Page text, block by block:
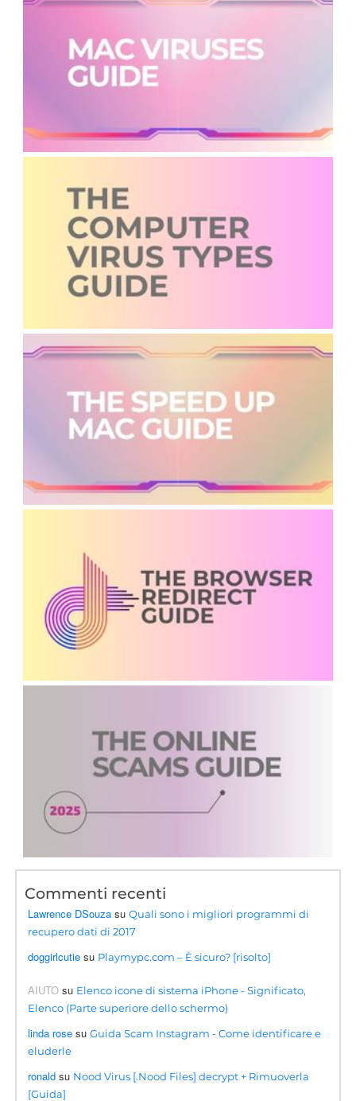
Commenti recenti
Lawrence DSouza suQuali sono i migliori programmi di
recupero dati di 2017
doggirlcutie su Playmypc.com – È sicuro? [risolto]
AIUTO su Elenco icone di sistema iPhone - Significato,
Elenco (Parte superiore dello schermo)
linda rose suGuida Scam Instagram - Come identificare e
eluderle
ronald su Nood Virus [.Nood Files] decrypt + Rimuoverla
[Guida]